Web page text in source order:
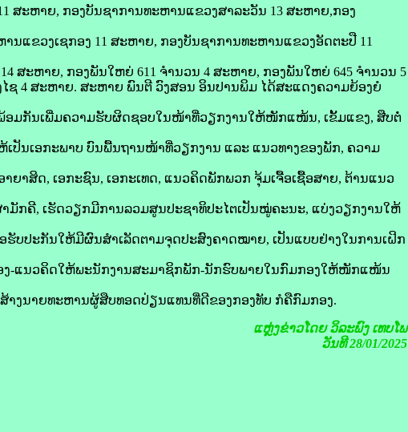
ສະຫາຍ, ກອງບັນຊາການທະຫານແຂວງສາລະວັນ 13 ສະຫາຍ,ກອງ
ນແຂວງເຊກອງ 11 ສະຫາຍ, ກອງບັນຊາການທະຫານແຂວງອັດຕະປື 11
ສະຫາຍ, ກອງພັນໃຫຍ່ 611 ຈໍານວນ 4 ສະຫາຍ, ກອງພັນໃຫຍ່ 645 ຈໍານວນ 5
ຊ 4 ສະຫາຍ. ສະຫາຍ ພົນຕີ ວົງສອນ ອິນປານພິມ ໄດ້ສະແດງຄວາມຍ້ອງຍໍ
ມກັນເພີ່ມຄວາມຮັບຜິດຊອບໃນໜ້າທີ່ວຽກງານໃຫ້ໜັກແໜ້ນ, ເຂັ້ມແຂງ, ສືບຕໍ່
ນເອກະພາບ ບົນພື້ນຖານໜ້າທີ່ວຽກງານ ແລະ ແນວທາງຂອງພັກ, ຄວາມ
ຍາສິດ, ເອກະຊົນ, ເອກະເທດ, ແນວຄິດພັກພວກ ຈຸ້ມເຈື້ອເຊື້ອສາຍ, ຕ້ານແນວ
ມັກຄີ, ເຮັດວຽກມີການລວມສູນປະຊາທິປະໄຕເປັນໝູ່ຄະນະ, ແບ່ງວຽກງານໃຫ້
ບປະກັນໃຫ້ມີຜົນສໍາເລັດຕາມຈຸດປະສົງຄາດໝາຍ, ເປັນແບບຢ່າງໃນການເຝິກ
ອງ-ແນວຄິດໃຫ້ພະນັກງານສະມາຊິກພັກ-ນັກຮົບພາຍໃນກົມກອງໃຫ້ໜັກແໜ້ນ
າງນາຍທະຫານຜູ້ສືບທອດປ່ຽນແທນທີ່ດີຂອງກອງທັບ ກໍຄືກົມກອງ.
ແຫຼ່ງຂ່າວໂດຍວິລະພົງ ເທບໂພ
ວັນທີ 28/01/2025